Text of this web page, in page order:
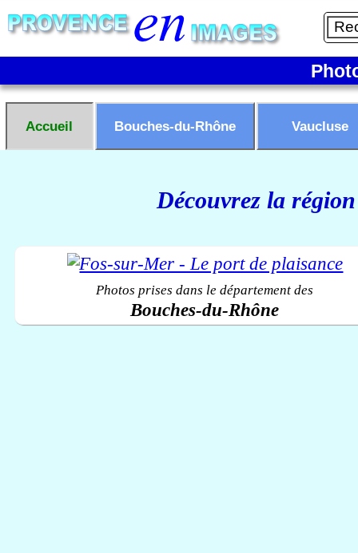
Accueil Bouches-du-Rhône Vaucluse
Découvrez la
Photos prises dans le département des
Bouches-du-Rhône